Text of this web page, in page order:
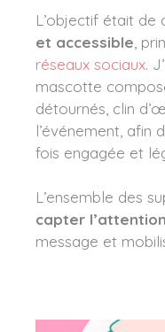
L’objectif était de
et accessible ,
réseaux sociaux.
mascotte
détournés, clin
l’événement, afin
fois engagée et
L’ensemble des
capter
message et